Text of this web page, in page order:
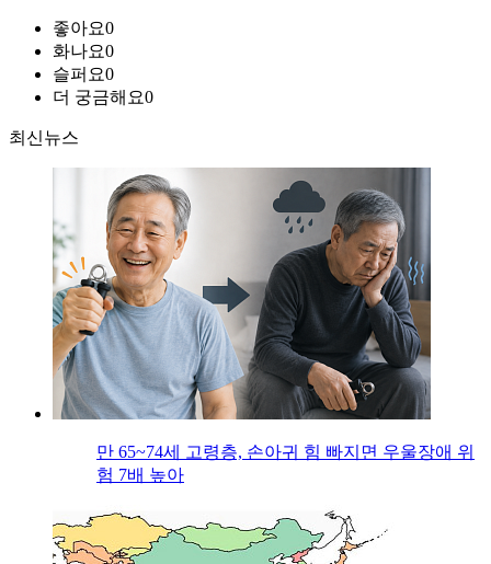
좋아요0
화나요0
슬퍼요0
더 궁금해요0
최신뉴스
만 65~74세 고령층, 손아귀 힘 빠지면 우울장애 위
험 7배 높아